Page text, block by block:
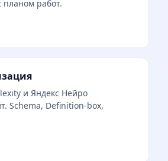
планом работ.
и Яндекс Нейро
Schema, Definition-box,